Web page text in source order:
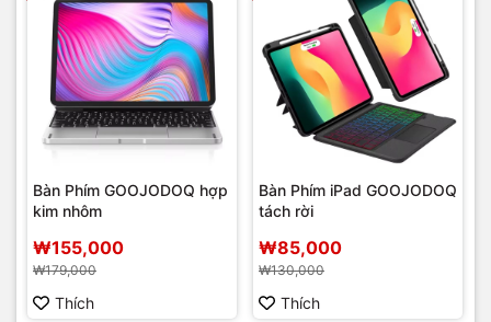
Bàn Phím GOOJODOQ hợp
kim nhôm
₩155,000
₩179,000
Thích
Bàn Phím iPad GOOJODOQ
tách rời
₩85,000
₩130,000
Thích